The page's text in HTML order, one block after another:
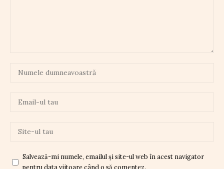
Salvează-mi numele, emailul și site-ul web în acest navigator
pentru data viitoare când o să comentez.